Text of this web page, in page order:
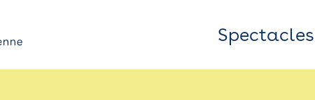
Top
Bar
Spectacles